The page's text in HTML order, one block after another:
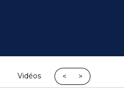
Vidéos Divisions
< >